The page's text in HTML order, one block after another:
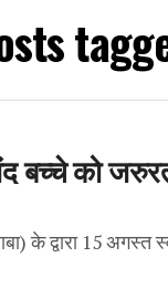
बच्चे को
के द्वारा 15